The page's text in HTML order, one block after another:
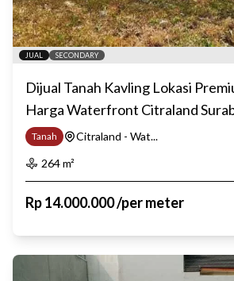
JUAL SECONDARY
Dijual Tanah Kavling Lokasi
Harga Waterfront Citraland
Tanah
Citraland - Wat...
264m²
Rp14.000.000/per meter